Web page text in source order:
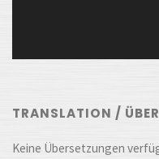
TRANSLATION /
Keine Übersetzungen